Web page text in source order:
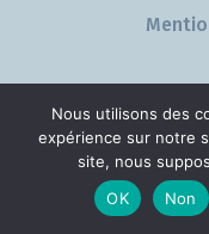
Nous utilisons des
expérience sur notre
site, nous
OK
Non